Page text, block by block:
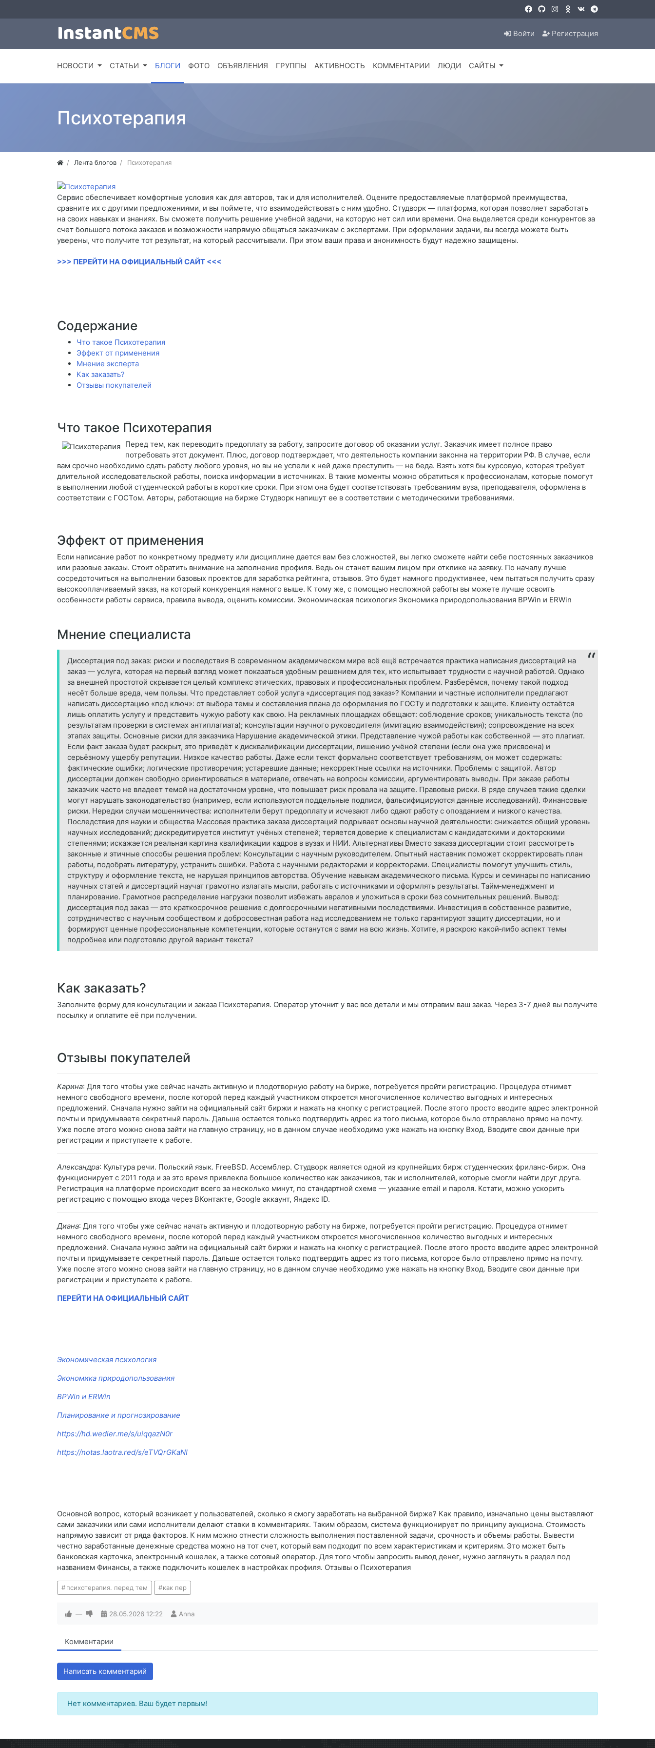
Войти Регистрация
НОВОСТИ СТАТЬИ БЛОГИ ФОТО ОБЪЯВЛЕНИЯ ГРУППЫ АКТИВНОСТЬ КОММЕНТАРИИ ЛЮДИ САЙТЫ
Психотерапия
Лента блогов Психотерапия
Сервис обеспечивает комфортные условия как для авторов, так и для исполнителей. Оцените предоставляемые платформой преимущества,
сравните их с другими предложениями, и вы поймете, что взаимодействовать с ним удобно. Студворк — платформа, которая позволяет заработать
на своих навыках и знаниях. Вы сможете получить решение учебной задачи, на которую нет сил или времени. Она выделяется среди конкурентов за
счет большого потока заказов и возможности напрямую общаться заказчикам с экспертами. При оформлении задачи, вы всегда можете быть
уверены, что получите тот результат, на который рассчитывали. При этом ваши права и анонимность будут надежно защищены.
>>> ПЕРЕЙТИ НА ОФИЦИАЛЬНЫЙ САЙТ <<<
Содержание
Что такое Психотерапия
Эффект от применения
Мнение эксперта
Как заказать?
Отзывы покупателей
Что такое Психотерапия
Перед тем, как переводить предоплату за работу, запросите договор об оказании услуг. Заказчик имеет полное право
потребовать этот документ. Плюс, договор подтверждает, что деятельность компании законна на территории РФ. В случае, если
вам срочно необходимо сдать работу любого уровня, но вы не успели к ней даже преступить — не беда. Взять хотя бы курсовую, которая требует
длительной исследовательской работы, поиска информации в источниках. В такие моменты можно обратиться к профессионалам, которые помогут
в выполнении любой студенческой работы в короткие сроки. При этом она будет соответствовать требованиям вуза, преподавателя, оформлена в
соответствии с ГОСТом. Авторы, работающие на бирже Студворк напишут ее в соответствии с методическими требованиями.
Эффект от применения
Если написание работ по конкретному предмету или дисциплине дается вам без сложностей, вы легко сможете найти себе постоянных заказчиков
или разовые заказы. Стоит обратить внимание на заполнение профиля. Ведь он станет вашим лицом при отклике на заявку. По началу лучше
сосредоточиться на выполнении базовых проектов для заработка рейтинга, отзывов. Это будет намного продуктивнее, чем пытаться получить сразу
высокооплачиваемый заказ, на который конкуренция намного выше. К тому же, с помощью несложной работы вы можете лучше освоить
особенности работы сервиса, правила вывода, оценить комиссии. Экономическая психология Экономика природопользования BPWin и ERWin
Мнение специалиста
Диссертация под заказ: риски и последствия В современном академическом мире всё ещё встречается практика написания диссертаций на
заказ — услуга, которая на первый взгляд может показаться удобным решением для тех, кто испытывает трудности с научной работой. Однако
за внешней простотой скрывается целый комплекс этических, правовых и профессиональных проблем. Разберёмся, почему такой подход
несёт больше вреда, чем пользы. Что представляет собой услуга «диссертация под заказ»? Компании и частные исполнители предлагают
написать диссертацию «под ключ»: от выбора темы и составления плана до оформления по ГОСТу и подготовки к защите. Клиенту остаётся
лишь оплатить услугу и представить чужую работу как свою. На рекламных площадках обещают: соблюдение сроков; уникальность текста (по
результатам проверки в системах антиплагиата); консультации научного руководителя (имитацию взаимодействия); сопровождение на всех
этапах защиты. Основные риски для заказчика Нарушение академической этики. Представление чужой работы как собственной — это плагиат.
Если факт заказа будет раскрыт, это приведёт к дисквалификации диссертации, лишению учёной степени (если она уже присвоена) и
серьёзному ущербу репутации. Низкое качество работы. Даже если текст формально соответствует требованиям, он может содержать:
фактические ошибки; логические противоречия; устаревшие данные; некорректные ссылки на источники. Проблемы с защитой. Автор
диссертации должен свободно ориентироваться в материале, отвечать на вопросы комиссии, аргументировать выводы. При заказе работы
заказчик часто не владеет темой на достаточном уровне, что повышает риск провала на защите. Правовые риски. В ряде случаев такие сделки
могут нарушать законодательство (например, если используются поддельные подписи, фальсифицируются данные исследований). Финансовые
риски. Нередки случаи мошенничества: исполнители берут предоплату и исчезают либо сдают работу с опозданием и низкого качества.
Последствия для науки и общества Массовая практика заказа диссертаций подрывает основы научной деятельности: снижается общий уровень
научных исследований; дискредитируется институт учёных степеней; теряется доверие к специалистам с кандидатскими и докторскими
степенями; искажается реальная картина квалификации кадров в вузах и НИИ. Альтернативы Вместо заказа диссертации стоит рассмотреть
законные и этичные способы решения проблем: Консультации с научным руководителем. Опытный наставник поможет скорректировать план
работы, подобрать литературу, устранить ошибки. Работа с научными редакторами и корректорами. Специалисты помогут улучшить стиль,
структуру и оформление текста, не нарушая принципов авторства. Обучение навыкам академического письма. Курсы и семинары по написанию
научных статей и диссертаций научат грамотно излагать мысли, работать с источниками и оформлять результаты. Тайм‑менеджмент и
планирование. Грамотное распределение нагрузки позволит избежать авралов и уложиться в сроки без сомнительных решений. Вывод:
диссертация под заказ — это краткосрочное решение с долгосрочными негативными последствиями. Инвестиция в собственное развитие,
сотрудничество с научным сообществом и добросовестная работа над исследованием не только гарантируют защиту диссертации, но и
формируют ценные профессиональные компетенции, которые останутся с вами на всю жизнь. Хотите, я раскрою какой‑либо аспект темы
подробнее или подготовлю другой вариант текста?
Как заказать?
Заполните форму для консультации и заказа Психотерапия. Оператор уточнит у вас все детали и мы отправим ваш заказ. Через 3-7 дней вы получите
посылку и оплатите её при получении.
Отзывы покупателей
Карина: Для того чтобы уже сейчас начать активную и плодотворную работу на бирже, потребуется пройти регистрацию. Процедура отнимет
немного свободного времени, после которой перед каждый участником откроется многочисленное количество выгодных и интересных
предложений. Сначала нужно зайти на официальный сайт биржи и нажать на кнопку с регистрацией. После этого просто вводите адрес электронной
почты и придумываете секретный пароль. Дальше остается только подтвердить адрес из того письма, которое было отправлено прямо на почту.
Уже после этого можно снова зайти на главную страницу, но в данном случае необходимо уже нажать на кнопку Вход. Вводите свои данные при
регистрации и приступаете к работе.
Александра: Культура речи. Польский язык. FreeBSD. Ассемблер. Студворк является одной из крупнейших бирж студенческих фриланс-бирж. Она
функционирует с 2011 года и за это время привлекла большое количество как заказчиков, так и исполнителей, которые смогли найти друг друга.
Регистрация на платформе происходит всего за несколько минут, по стандартной схеме — указание email и пароля. Кстати, можно ускорить
регистрацию с помощью входа через ВКонтакте, Google аккаунт, Яндекс ID.
Диана: Для того чтобы уже сейчас начать активную и плодотворную работу на бирже, потребуется пройти регистрацию. Процедура отнимет
немного свободного времени, после которой перед каждый участником откроется многочисленное количество выгодных и интересных
предложений. Сначала нужно зайти на официальный сайт биржи и нажать на кнопку с регистрацией. После этого просто вводите адрес электронной
почты и придумываете секретный пароль. Дальше остается только подтвердить адрес из того письма, которое было отправлено прямо на почту.
Уже после этого можно снова зайти на главную страницу, но в данном случае необходимо уже нажать на кнопку Вход. Вводите свои данные при
регистрации и приступаете к работе.
ПЕРЕЙТИ НА ОФИЦИАЛЬНЫЙ САЙТ
Экономическая психология
Экономика природопользования
BPWin и ERWin
Планирование и прогнозирование
https://hd.wedler.me/s/uiqqazN0r
https://notas.laotra.red/s/eTVQrGKaNI
Основной вопрос, который возникает у пользователей, сколько я смогу заработать на выбранной бирже? Как правило, изначально цены выставляют
сами заказчики или сами исполнители делают ставки в комментариях. Таким образом, система функционирует по принципу аукциона. Стоимость
напрямую зависит от ряда факторов. К ним можно отнести сложность выполнения поставленной задачи, срочность и объемы работы. Вывести
честно заработанные денежные средства можно на тот счет, который вам подходит по всем характеристикам и критериям. Это может быть
банковская карточка, электронный кошелек, а также сотовый оператор. Для того чтобы запросить вывод денег, нужно заглянуть в раздел под
названием Финансы, а также подключить кошелек в настройках профиля. Отзывы о Психотерапия
психотерапия. перед тем как пер
— 28.05.2026 12:22 Anna
Комментарии
Написать комментарий
Нет комментариев. Ваш будет первым!